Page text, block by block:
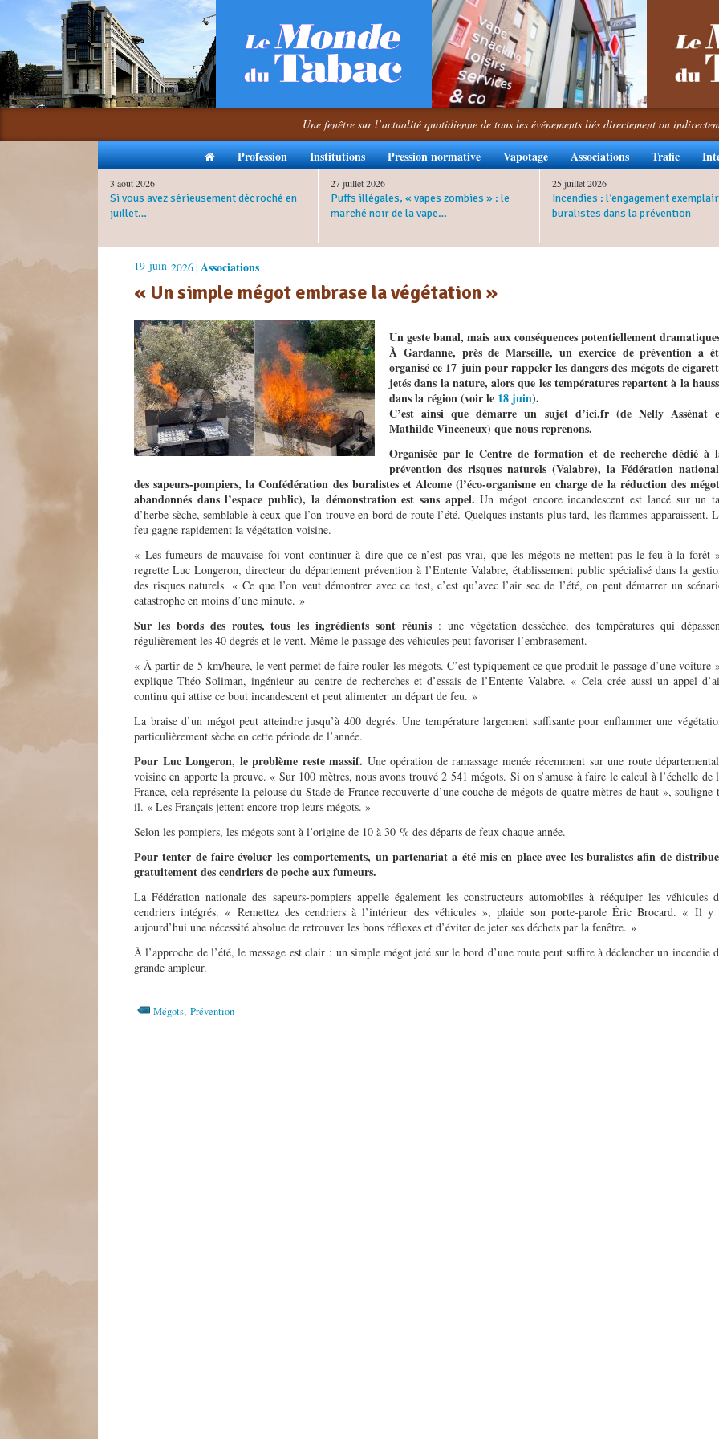
Une fenêtre sur l’actualité quotidienne de tous les événements liés directement ou
Profession Institutions Pression normative Vapotage Associations Trafic
3 août 2026
Si vous avez sérieusement décroché en
juillet…
27 juillet 2026
Puffs illégales, « vapes zombies » : le
marché noir de la vape…
25 juillet 2026
Incendies : l’engagement
buralistes dans la prévention
19 juin 2026 | Associations
« Un simple mégot embrase la végétation »
Un geste banal, mais aux conséquences potentiellement
À Gardanne, près de Marseille, un exercice de prévention a
organisé ce 17 juin pour rappeler les dangers des mégots de
jetés dans la nature, alors que les températures repartent à la
dans la région (voir le 18 juin).
C’est ainsi que démarre un sujet d’ici.fr (de Nelly Assénat
Mathilde Vinceneux) que nous reprenons.
Organisée par le Centre de formation et de recherche dédié à
prévention des risques naturels (Valabre), la Fédération
des sapeurs-pompiers, la Confédération des buralistes et Alcome (l’éco-organisme en charge de la réduction des
abandonnés dans l’espace public), la démonstration est sans appel. Un mégot encore incandescent est lancé sur un
d’herbe sèche, semblable à ceux que l’on trouve en bord de route l’été. Quelques instants plus tard, les flammes apparaissent.
feu gagne rapidement la végétation voisine.
« Les fumeurs de mauvaise foi vont continuer à dire que ce n’est pas vrai, que les mégots ne mettent pas le feu à la forêt
regrette Luc Longeron, directeur du département prévention à l’Entente Valabre, établissement public spécialisé dans la
des risques naturels. « Ce que l’on veut démontrer avec ce test, c’est qu’avec l’air sec de l’été, on peut démarrer un
catastrophe en moins d’une minute. »
Sur les bords des routes, tous les ingrédients sont réunis: une végétation desséchée, des températures qui
régulièrement les 40 degrés et le vent. Même le passage des véhicules peut favoriser l’embrasement.
« À partir de 5 km/heure, le vent permet de faire rouler les mégots. C’est typiquement ce que produit le passage d’une voiture
explique Théo Soliman, ingénieur au centre de recherches et d’essais de l’Entente Valabre. « Cela crée aussi un appel
continu qui attise ce bout incandescent et peut alimenter un départ de feu. »
La braise d’un mégot peut atteindre jusqu’à 400 degrés. Une température largement suffisante pour enflammer une
particulièrement sèche en cette période de l’année.
Pour Luc Longeron, le problème reste massif. Une opération de ramassage menée récemment sur une route
voisine en apporte la preuve. « Sur 100 mètres, nous avons trouvé 2 541 mégots. Si on s’amuse à faire le calcul à l’échelle de
France, cela représente la pelouse du Stade de France recouverte d’une couche de mégots de quatre mètres de haut »,
il. « Les Français jettent encore trop leurs mégots. »
Selon les pompiers, les mégots sont à l’origine de 10 à 30 % des départs de feux chaque année.
Pour tenter de faire évoluer les comportements, un partenariat a été mis en place avec les buralistes afin de
gratuitement des cendriers de poche aux fumeurs.
La Fédération nationale des sapeurs-pompiers appelle également les constructeurs automobiles à rééquiper les véhicules
cendriers intégrés. « Remettez des cendriers à l’intérieur des véhicules », plaide son porte-parole Éric Brocard. « Il y
aujourd’hui une nécessité absolue de retrouver les bons réflexes et d’éviter de jeter ses déchets par la fenêtre. »
À l’approche de l’été, le message est clair : un simple mégot jeté sur le bord d’une route peut suffire à déclencher un incendie
grande ampleur.
Mégots, Prévention